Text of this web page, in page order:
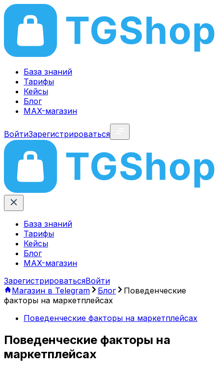
База знаний
Тарифы
Кейсы
Блог
MAX-магазин
ВойтиЗарегистрироваться
База знаний
Тарифы
Кейсы
Блог
MAX-магазин
ЗарегистрироватьсяВойти
Магазин в Telegram
Блог
Поведенческие
факторы на маркетплейсах
Поведенческие факторы на маркетплейсах
Поведенческие факторы на
маркетплейсах